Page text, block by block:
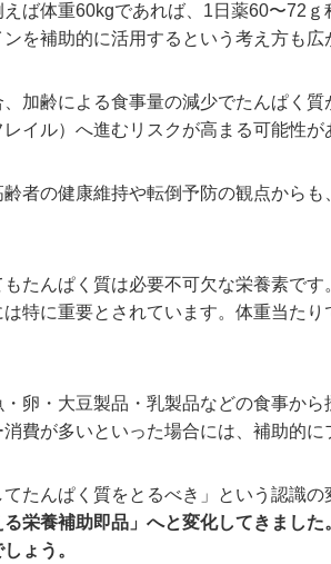
ば体重60kgであれば、1日薬60〜72
を補助的に活用するという考え方も広
加齢による食事量の減少でたんぱく
イル）へ進むリスクが高まる可能性が
者の健康維持や転倒予防の観点から
もたんぱく質は必要不可欠な栄養素で
特に重要とされています。体重当た
卵・大豆製品・乳製品などの食事か
費が多いといった場合には、補助的
たんぱく質をとるべき」という認識
栄養補助即品」へと変化してきまし
ょう。